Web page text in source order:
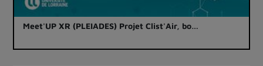
Meet'UP XR (PLEIADES) Projet Clist'Air, bo…